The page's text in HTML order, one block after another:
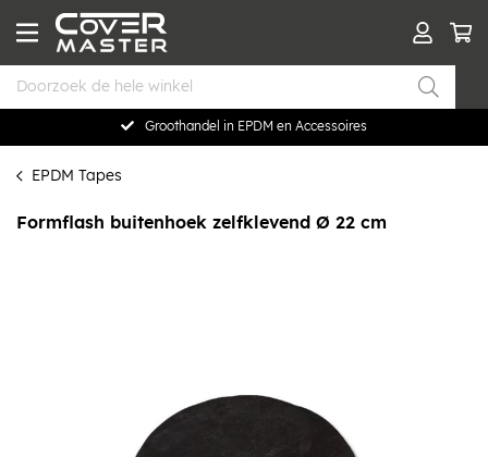
Groothandel in EPDM en Accessoires
EPDM Tapes
Formflash buitenhoek zelfklevend Ø 22 cm